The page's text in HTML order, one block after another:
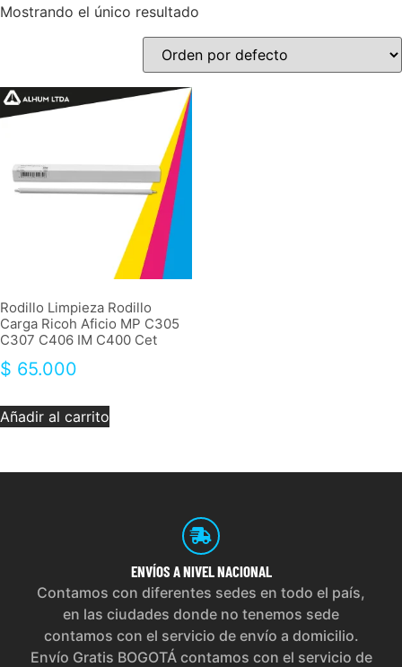
Mostrando el único resultado
Rodillo Limpieza Rodillo
Carga Ricoh Aficio MP C305
C307 C406 IM C400 Cet
$ 65.000
Añadir al carrito
ENVÍOS A NIVEL NACIONAL
Contamos con diferentes sedes en todo el país,
en las ciudades donde no tenemos sede
contamos con el servicio de envío a domicilio.
Envío Gratis BOGOTÁ contamos con el servicio de